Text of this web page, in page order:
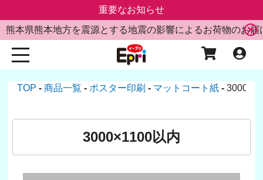
重要なお知らせ
熊本県熊本地方を震源とする地震の影響によるお荷物のお届
TOP 商品一覧 ポスター印刷 マットコート紙
3000×1100以内